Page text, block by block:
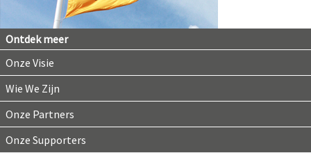
Ontdek meer
Onze Visie
Wie We Zijn
Onze Partners
Onze Supporters